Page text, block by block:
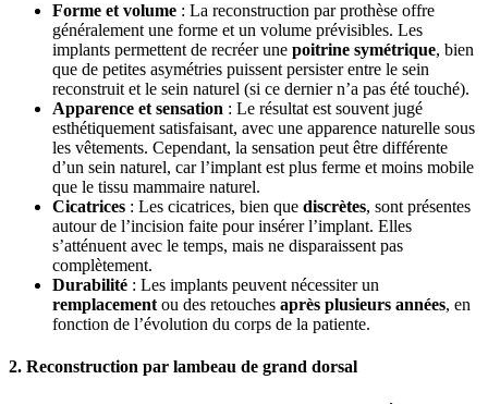
Forme et volume : La reconstruction par prothèse offre
généralement une forme et un volume prévisibles. Les
implants permettent de recréer une poitrine symétrique, bien
que de petites asymétries puissent persister entre le sein
reconstruit et le sein naturel (si ce dernier n’a pas été touché).
Apparence et sensation : Le résultat est souvent jugé
esthétiquement satisfaisant, avec une apparence naturelle sous
les vêtements. Cependant, la sensation peut être différente
d’un sein naturel, car l’implant est plus ferme et moins mobile
que le tissu mammaire naturel.
Cicatrices : Les cicatrices, bien que discrètes, sont présentes
autour de l’incision faite pour insérer l’implant. Elles
s’atténuent avec le temps, mais ne disparaissent pas
complètement.
Durabilité : Les implants peuvent nécessiter un
remplacement ou des retouches après plusieurs années, en
fonction de l’évolution du corps de la patiente.
2. Reconstruction par lambeau de grand dorsal